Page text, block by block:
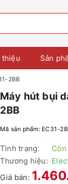
thiệu Sản
2BB
Máy hút bụi
2BB
Mã sản phẩm: EC31-
Tình trạng:
Thương hiệu:
Giá bán: